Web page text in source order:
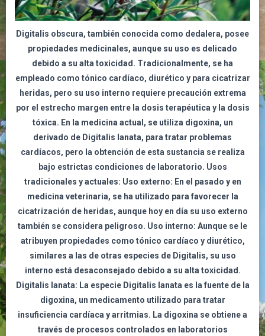
Digitalis obscura, también conocida como dedalera, posee
propiedades medicinales, aunque su uso es delicado
debido a su alta toxicidad. Tradicionalmente, se ha
empleado como tónico cardíaco, diurético y para cicatrizar
heridas, pero su uso interno requiere precaución extrema
por el estrecho margen entre la dosis terapéutica y la dosis
tóxica. En la medicina actual, se utiliza digoxina, un
derivado de Digitalis lanata, para tratar problemas
cardíacos, pero la obtención de esta sustancia se realiza
bajo estrictas condiciones de laboratorio. Usos
tradicionales y actuales: Uso externo: En el pasado y en
medicina veterinaria, se ha utilizado para favorecer la
cicatrización de heridas, aunque hoy en día su uso externo
también se considera peligroso. Uso interno: Aunque se le
atribuyen propiedades como tónico cardíaco y diurético,
similares a las de otras especies de Digitalis, su uso
interno está desaconsejado debido a su alta toxicidad.
Digitalis lanata: La especie Digitalis lanata es la fuente de la
digoxina, un medicamento utilizado para tratar
insuficiencia cardíaca y arritmias. La digoxina se obtiene a
través de procesos controlados en laboratorios